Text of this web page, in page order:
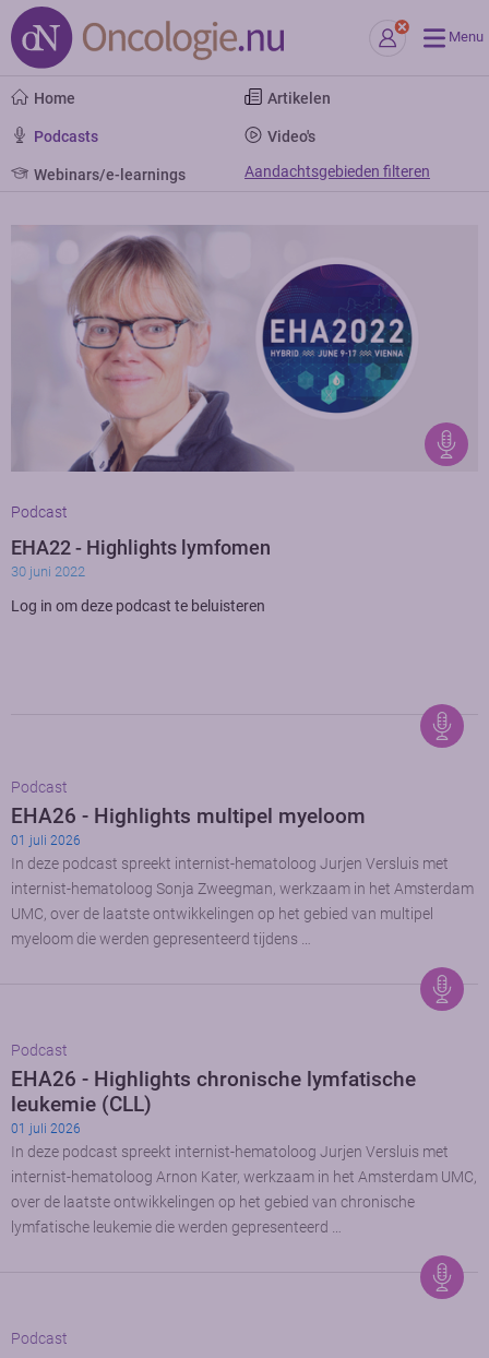
Menu
Home Artikelen
Podcasts Video's
Webinars/e-learnings Aandachtsgebieden filteren
Podcast
EHA22 - Highlights lymfomen
30 juni 2022
Log in om deze podcast te beluisteren
Podcast
EHA26 - Highlights multipel myeloom
01 juli 2026
In deze podcast spreekt internist-hematoloog Jurjen Versluis met
internist-hematoloog Sonja Zweegman, werkzaam in het Amsterdam
UMC, over de laatste ontwikkelingen op het gebied van multipel
myeloom die werden gepresenteerd tijdens …
Podcast
EHA26 - Highlights chronische lymfatische
leukemie (CLL)
01 juli 2026
In deze podcast spreekt internist-hematoloog Jurjen Versluis met
internist-hematoloog Arnon Kater, werkzaam in het Amsterdam UMC,
over de laatste ontwikkelingen op het gebied van chronische
lymfatische leukemie die werden gepresenteerd …
Podcast